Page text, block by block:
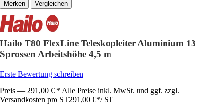
Vergleichen
Hailo T80 FlexLine Teleskopleiter Aluminium 13
Sprossen Arbeitshöhe 4,5 m
Erste Bewertung schreiben
Preis — 291,00 € * Alle Preise inkl. MwSt. und ggf. zzgl.
Versandkosten pro ST291,00 €*/ ST